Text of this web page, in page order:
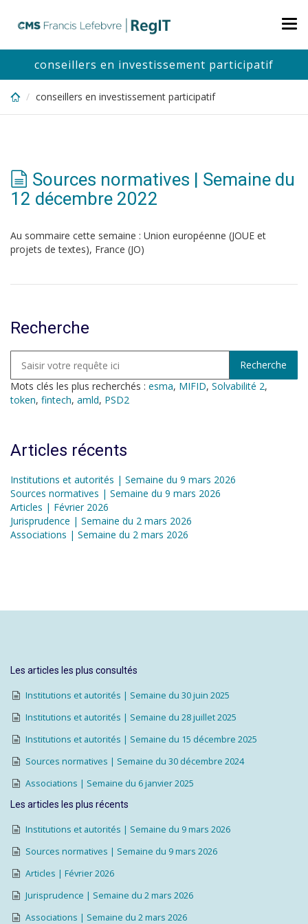
content
conseillers en investissement participatif
conseillers en investissement participatif
Sources normatives | Semaine du
12 décembre 2022
Au sommaire cette semaine : Union européenne (JOUE et
projets de textes), France (JO)
Recherche
Mots clés les plus recherchés : esma, MIFID, Solvabilité 2,
token, fintech, amld, PSD2
Articles récents
Institutions et autorités | Semaine du 9 mars 2026
Sources normatives | Semaine du 9 mars 2026
Articles | Février 2026
Jurisprudence | Semaine du 2 mars 2026
Associations | Semaine du 2 mars 2026
Les articles les plus consultés
Institutions et autorités | Semaine du 30 juin 2025
Institutions et autorités | Semaine du 28 juillet 2025
Institutions et autorités | Semaine du 15 décembre 2025
Sources normatives | Semaine du 30 décembre 2024
Associations | Semaine du 6 janvier 2025
Les articles les plus récents
Institutions et autorités | Semaine du 9 mars 2026
Sources normatives | Semaine du 9 mars 2026
Articles | Février 2026
Jurisprudence | Semaine du 2 mars 2026
Associations | Semaine du 2 mars 2026